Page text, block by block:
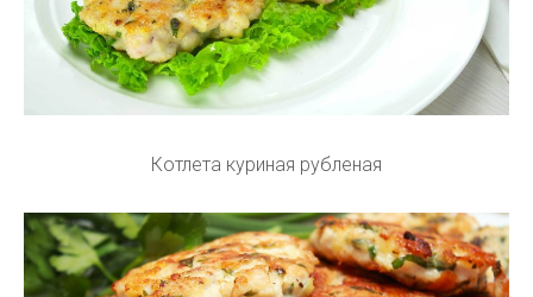
Котлета куриная рубленая